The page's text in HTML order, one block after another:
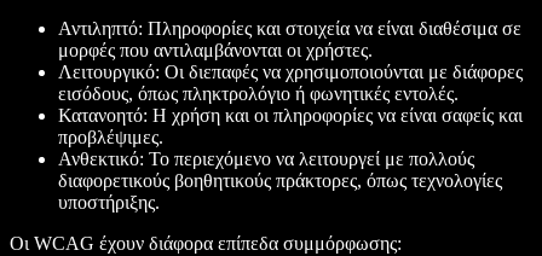
Αντιληπτό: Πληροφορίες και στοιχεία να είναι διαθέσιμα σε
μορφές που αντιλαμβάνονται οι χρήστες.
Λειτουργικό: Οι διεπαφές να χρησιμοποιούνται με διάφορες
εισόδους, όπως πληκτρολόγιο ή φωνητικές εντολές.
Κατανοητό: Η χρήση και οι πληροφορίες να είναι σαφείς και
προβλέψιμες.
Ανθεκτικό: Το περιεχόμενο να λειτουργεί με πολλούς
διαφορετικούς βοηθητικούς πράκτορες, όπως τεχνολογίες
υποστήριξης.
Οι WCAG έχουν διάφορα επίπεδα συμμόρφωσης: